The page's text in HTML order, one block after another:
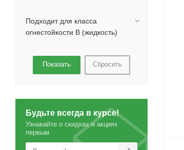
Подходит для класса
огнестойкости B (жидкость)
Сбросить
Будьте всегда в курсе!
Узнавайте о скидках и акциях
первым